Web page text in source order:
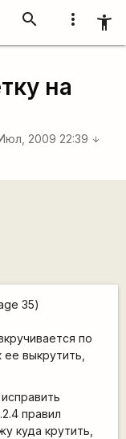
more_vert accessibility_new
search
на
2009 22:39 arrow_downward
35)
по
выкрутить,
правил
куда крутить,